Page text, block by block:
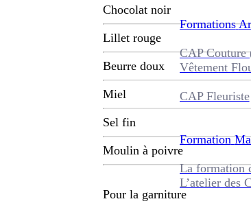
Formations
CAP Couture
Vêtement
CAP Fleuriste
Formation
La formation
L’atelier des
Chocolat noir
Lillet rouge
Beurre doux
Miel
Sel fin
Moulin à poivre
Pour la garniture